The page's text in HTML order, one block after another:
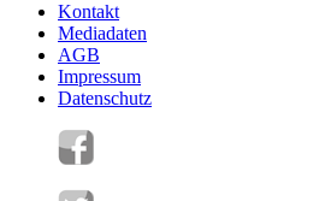
Kontakt
Mediadaten
AGB
Impressum
Datenschutz